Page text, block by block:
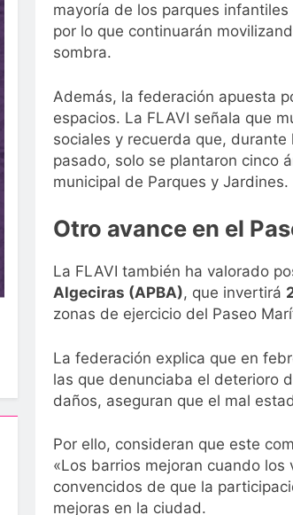
mayoría de los parques
por lo que continuarán
sombra.
Además, la federación apuesta
espacios. La FLAVI señala que
sociales y recuerda que,
pasado, solo se plantaron cinco
municipal de Parques y Jardines.
Otro avance en el
La FLAVI también ha valorado
Algeciras (APBA), que invertirá
zonas de ejercicio del Paseo
La federación explica que en
las que denunciaba el deterioro
daños, aseguran que el mal
Por ello, consideran que este
«Los barrios mejoran cuando
convencidos de que la
mejoras en la ciudad.